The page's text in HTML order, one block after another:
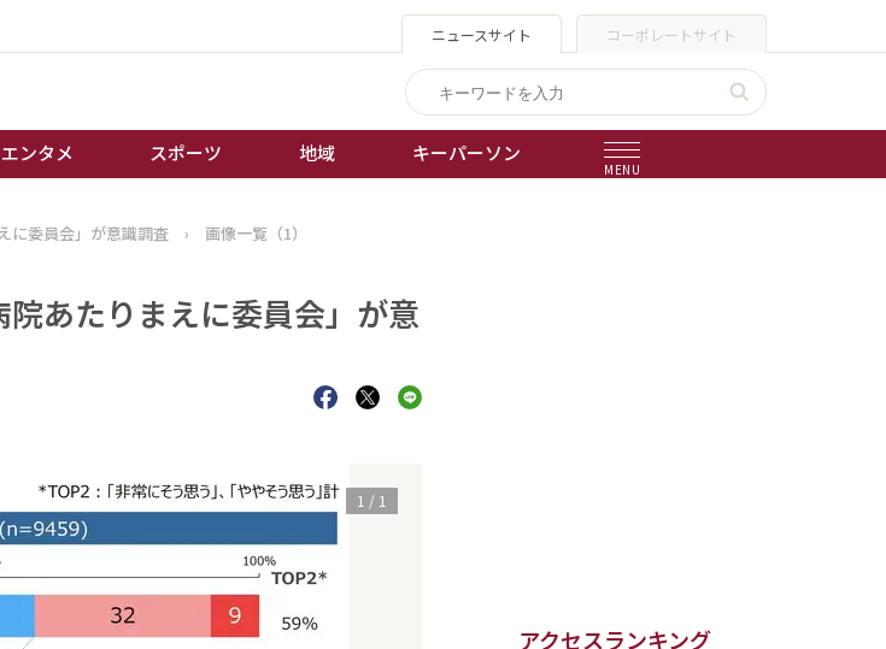
ニュースサイト コーポレートサイト
エンタメ スポーツ 地域 キーパーソン
MENU
誰もが輝いて働く社会へ
オートレース
に委員会」が意識調査 › 画像一覧（1）
あたりまえに委員会」が意
1 / 1
アクセスランキング